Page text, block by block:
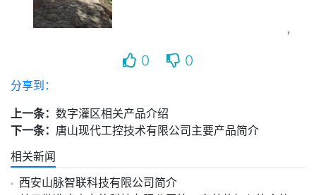
0 0
分享到：
上一条： 数字灌区相关产品介绍
下一条： 唐山现代工控技术有限公司主要产品简介
相关新闻
西安山脉智联科技有限公司简介